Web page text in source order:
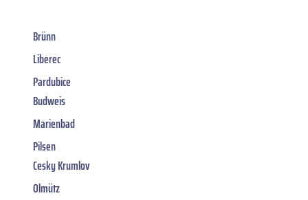
Brünn
Liberec
Pardubice
Budweis
Marienbad
Pilsen
Cesky Krumlov
Olmütz